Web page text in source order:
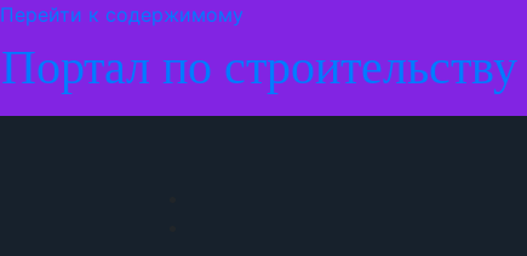
Перейти к содержимому
Портал по строительству